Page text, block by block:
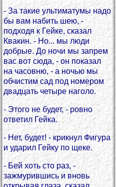
- За такие ультиматумы надо
бы вам набить шею, -
подходя к Гейке, сказал
Квакин. - Но... мы люди
добрые. До ночи мы запрем
вас вот сюда, - он показал
на часовню, - а ночью мы
обчистим сад под номером
двадцать четыре наголо.
- Этого не будет, - ровно
ответил Гейка.
- Нет, будет! - крикнул Фигура
и ударил Гейку по щеке.
- Бей хоть сто раз, -
зажмурившись и вновь